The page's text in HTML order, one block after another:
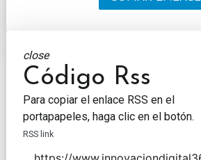
close
Código Rss
Para copiar el enlace RSS en el
portapapeles, haga clic en el botón.
RSS link